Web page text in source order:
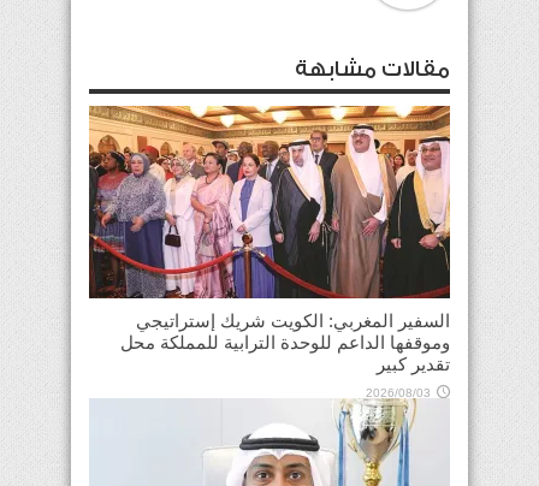
مقالات مشابهة
السفير المغربي: الكويت شريك إستراتيجي
وموقفها الداعم للوحدة الترابية للمملكة محل
تقدير كبير
2026/08/03